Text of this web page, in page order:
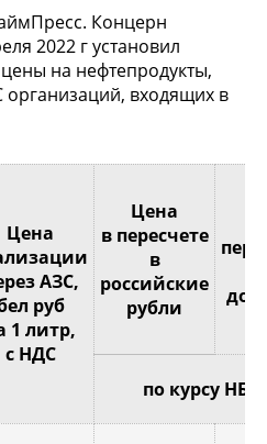
Концерн
2022 г установил
на нефтепродукты,
входящих в
Цена
АЗС,
руб
1 литр,
с НДС
Цена
в пересчете
в
российские
рубли
по курсу